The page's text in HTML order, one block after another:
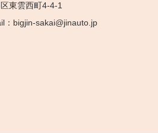
東雲西町4-4-1
bigjin-sakai@jinauto.jp